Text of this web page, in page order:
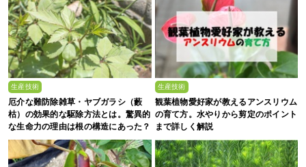
生産技術
厄介な難防除雑草・ヤブガラシ（藪
枯）の効果的な駆除方法とは。驚異的
な生命力の理由は根の構造にあった？
生産技術
観葉植物愛好家が教えるアンスリウム
の育て方。水やりから剪定のポイント
まで詳しく解説